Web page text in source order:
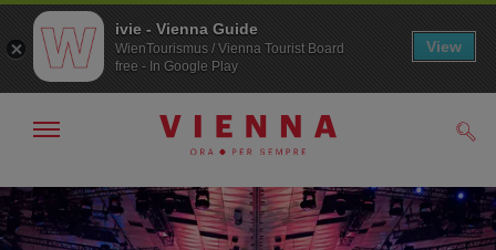
Alla
navigazione
Al
contenuto
Mostra/nascondi
ivie - Vienna Guide
WienTourismus / Vienna Tourist Board
free - In Google Play
View